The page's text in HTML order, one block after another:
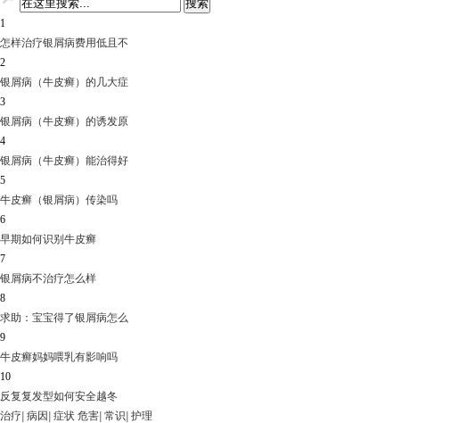
1
怎样治疗银屑病费用低且不
2
银屑病（牛皮癣）的几大症
3
银屑病（牛皮癣）的诱发原
4
银屑病（牛皮癣）能治得好
5
牛皮癣（银屑病）传染吗
6
早期如何识别牛皮癣
7
银屑病不治疗怎么样
8
求助：宝宝得了银屑病怎么
9
牛皮癣妈妈喂乳有影响吗
10
反复复发型如何安全越冬
治疗 病因 症状 危害 常识 护理